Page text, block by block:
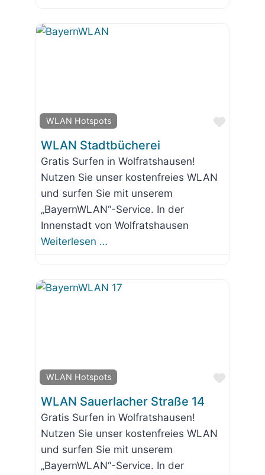
WLAN Hotspots
Favorit
WLAN Stadtbücherei
Gratis Surfen in Wolfratshausen!
Nutzen Sie unser kostenfreies WLAN
und surfen Sie mit unserem
„BayernWLAN“-Service. In der
Innenstadt von Wolfratshausen
Weiterlesen …
WLAN Hotspots
Favorit
WLAN Sauerlacher Straße 14
Gratis Surfen in Wolfratshausen!
Nutzen Sie unser kostenfreies WLAN
und surfen Sie mit unserem
„BayernWLAN“-Service. In der